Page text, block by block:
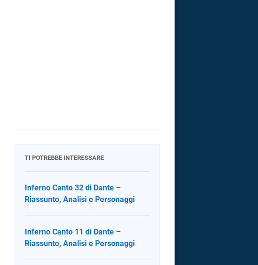
TI POTREBBE INTERESSARE
Inferno Canto 32 di Dante –
Riassunto, Analisi e Personaggi
Inferno Canto 11 di Dante –
Riassunto, Analisi e Personaggi